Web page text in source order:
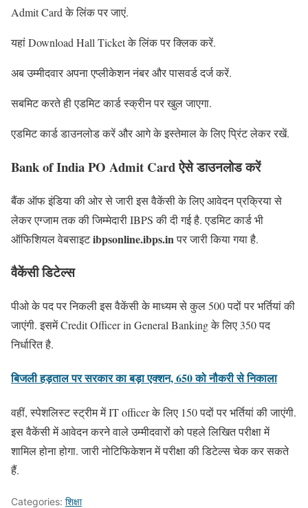
Admit Card के लिंक पर जाएं.
यहां Download Hall Ticket के लिंक पर क्लिक करें.
अब उम्मीदवार अपना एप्लीकेशन नंबर और पासवर्ड दर्ज करें.
सबमिट करते ही एडमिट कार्ड स्क्रीन पर खुल जाएगा.
एडमिट कार्ड डाउनलोड करें और आगे के इस्तेमाल के लिए प्रिंट लेकर रखें.
Bank of India PO Admit Card ऐसे डाउनलोड करें
बैंक ऑफ इंडिया की ओर से जारी इस वैकेंसी के लिए आवेदन प्रक्रिया से
लेकर एग्जाम तक की जिम्मेदारी IBPS की दी गई है. एडमिट कार्ड भी
ऑफिशियल वेबसाइटibpsonline.ibps.inपर जारी किया गया है.
वैकेंसी डिटेल्स
पीओ के पद पर निकली इस वैकेंसी के माध्यम से कुल 500 पदों पर भर्तियां की
जाएंगी. इसमें Credit Officer in General Banking के लिए 350 पद
निर्धारित है.
बिजली हड़ताल पर सरकार का बड़ा एक्शन, 650 को नौकरी से निकाला
वहीं, स्पेशलिस्ट स्ट्रीम में IT officer के लिए 150 पदों पर भर्तियां की जाएंगी.
इस वैकेंसी में आवेदन करने वाले उम्मीदवारों को पहले लिखित परीक्षा में
शामिल होना होगा. जारी नोटिफिकेशन में परीक्षा की डिटेल्स चेक कर सकते
हैं.
Categories: शिक्षा